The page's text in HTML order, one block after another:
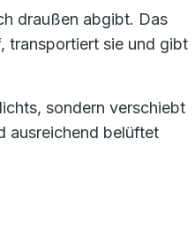
draußen abgibt. Das
transportiert sie und gibt
sondern verschiebt
ausreichend belüftet